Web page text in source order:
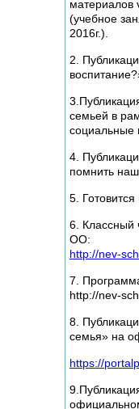
материалов
(учебное
2016г.).
2.
семьей в
социальные
4.
помнить
5. Готовится
6. Классный
ОО:
http://nev-
7.
http://nev-
8.
семья» на
https://